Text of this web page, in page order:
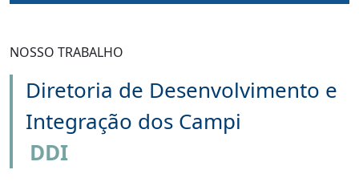
NOSSO TRABALHO
Diretoria de Desenvolvimento e
Integração dos Campi
DDI